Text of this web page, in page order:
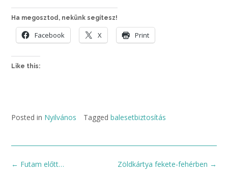
Ha megosztod, nekünk segítesz!
Facebook X Print
Like this:
Posted in Nyilvános Tagged balesetbiztosítás
Post
Zöldkártya fekete-fehérben →
← Futam előtt…